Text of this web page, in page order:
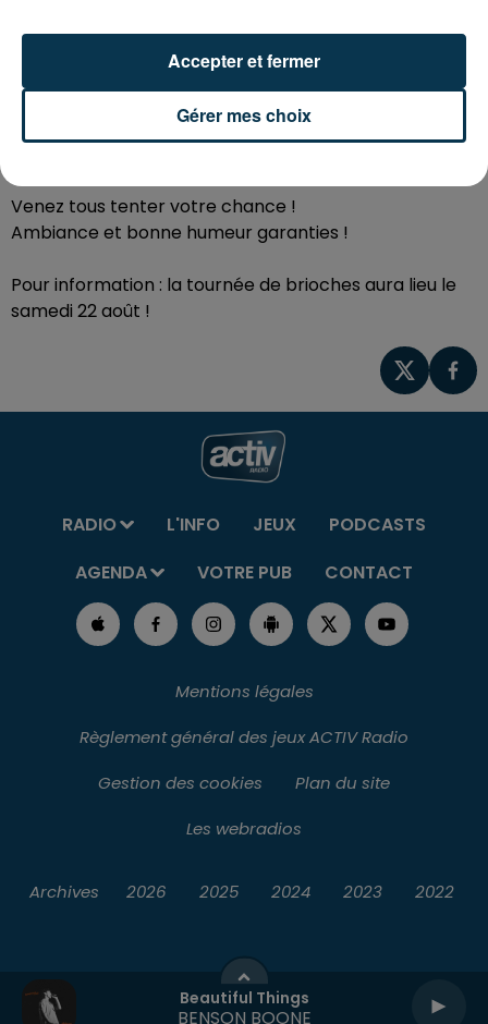
Beautiful Things
BENSON BOONE
Durant tout le week-end, le Comité des fêtes organise
tombola géante avec à gagner un bon d'achat
Venez tous tenter votre chance !
Ambiance et bonne humeur garanties !
Pour information : la tournée de brioches aura lieu le
samedi 22 août !
RADIO L'INFO JEUX
PODCASTS
AGENDA
VOTRE PUB CONTACT
Mentions légales
Règlement général des jeux ACTIV Radio
Gestion des cookies
Plan du site
Les webradios
Archives 2026 2025 2024 2023 2022
Gérer mes choix
Accepter et fermer